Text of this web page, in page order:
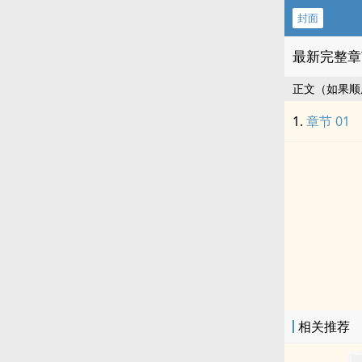
封面
最新完整
正文（如果
章节 01
相关推荐